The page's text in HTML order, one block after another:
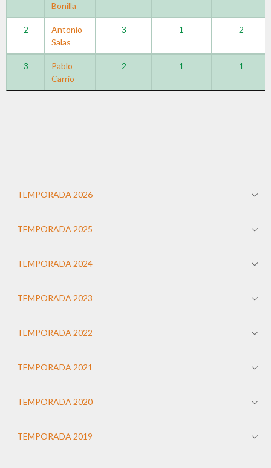
Bonilla
2
Antonio
Salas
3 1 2
3
Pablo
Carrio
2 1 1
TEMPORADA 2026
TEMPORADA 2025
TEMPORADA 2024
TEMPORADA 2023
TEMPORADA 2022
TEMPORADA 2021
TEMPORADA 2020
TEMPORADA 2019